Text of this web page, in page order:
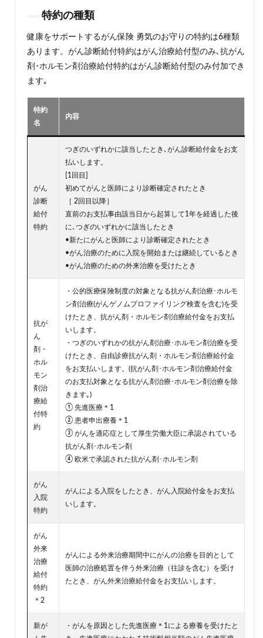
特約の種類
健康をサポートするがん保険 勇気のお守りの特約は6種類
あります。がん診断給付特約はがん治療給付型のみ､抗がん
剤･ホルモン剤治療給付特約はがん診断給付型のみ付加でき
ます｡
特約
名
内容
がん
診断
給付
特約
つぎのいずれかに該当したとき､がん診断給付金をお支
払いします。
[1回目]
初めてがんと医師により診断確定されたとき
［ 2回目以降］
直前のお支払事由該当日から起算して1年を経過した後
に､つぎのいずれかに該当したとき
•新たにがんと医師により診断確定されたとき
•がん治療のために入院を開始または継続しているとき
•がん治療のための外来治療を受けたとき
抗が
ん
剤・
ホル
モン
剤治
療給
付特
約
・公的医療保険制度の対象となる抗がん剤治療･ホルモ
ン剤治療(がんゲノムプロファイリング検査を含む)を受
けたとき、抗がん剤・ホルモン剤治療給付金をお支払
いします。
・つぎのいずれかの抗がん剤治療･ホルモン剤治療を受
けたとき、自由診療抗がん剤・ホルモン剤治療給付金
をお支払いします。(抗がん剤･ホルモン剤治療給付金
のお支払対象となる抗がん剤治療･ホルモン剤治療を除
きます｡)
① 先進医療＊1
② 患者申出療養＊1
③ がんを適応症として厚生労働大臣に承認されている
抗がん剤･ホルモン剤
④ 欧米で承認された抗がん剤･ホルモン剤
がん
入院
特約
がんによる入院をしたとき、がん入院給付金をお支払
いします。
がん
外来
治療
給付
特約
＊2
がんによる外来治療期間中にがんの治療を目的として
医師の治療処置を伴う外来治療（往診を含む）を受け
たとき、がん外来治療給付金をお支払いします。
新が
・がんを原因とした先進医療＊1による療養を受けたと